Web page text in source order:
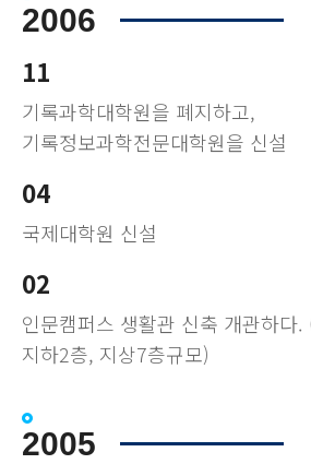
2006
11
기록과학대학원을 폐지하고,
기록정보과학전문대학원을 신설
04
국제대학원 신설
02
인문캠퍼스 생활관 신축 개관하다
지하2층, 지상7층규모)
2005